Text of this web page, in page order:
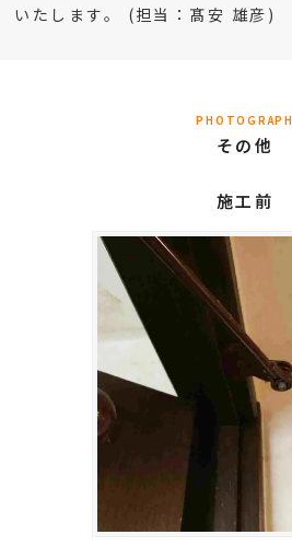
いたします。 (担当：髙安 雄彦)
PHOTOGRAPH
その他
施工前